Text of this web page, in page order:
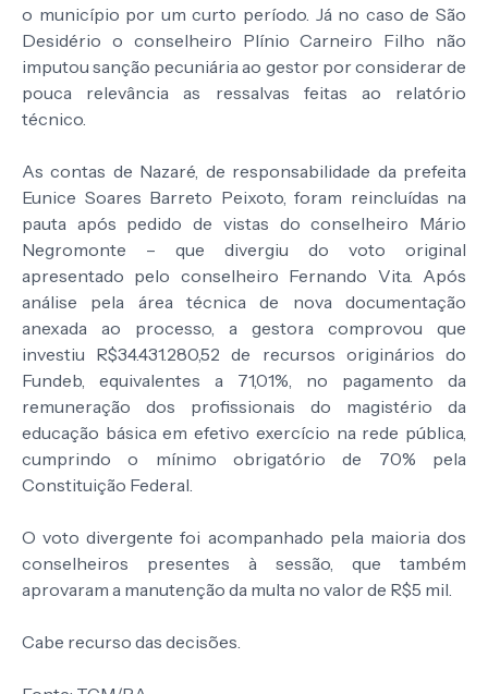
o município por um curto período. Já no caso de São
Desidério o conselheiro Plínio Carneiro Filho não
imputou sanção pecuniária ao gestor por considerar de
pouca relevância as ressalvas feitas ao relatório
técnico.
As contas de Nazaré, de responsabilidade da prefeita
Eunice Soares Barreto Peixoto, foram reincluídas na
pauta após pedido de vistas do conselheiro Mário
Negromonte – que divergiu do voto original
apresentado pelo conselheiro Fernando Vita. Após
análise pela área técnica de nova documentação
anexada ao processo, a gestora comprovou que
investiu R$34.431.280,52 de recursos originários do
Fundeb, equivalentes a 71,01%, no pagamento da
remuneração dos profissionais do magistério da
educação básica em efetivo exercício na rede pública,
cumprindo o mínimo obrigatório de 70% pela
Constituição Federal.
O voto divergente foi acompanhado pela maioria dos
conselheiros presentes à sessão, que também
aprovaram a manutenção da multa no valor de R$5 mil.
Cabe recurso das decisões.